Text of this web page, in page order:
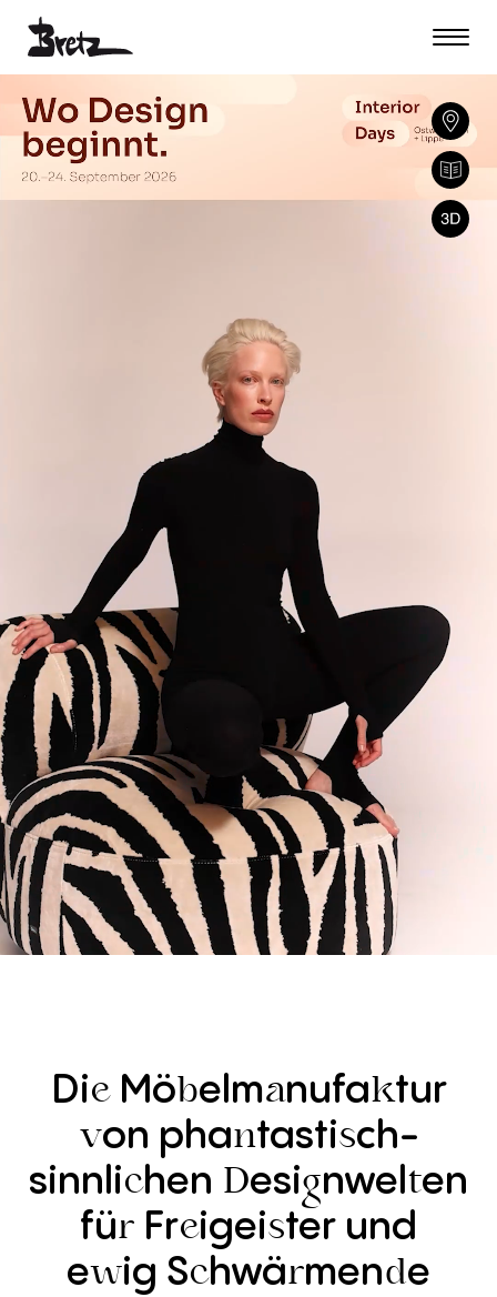
Die Möbelmanufaktur
von phantastisch-
sinnlichen Designwelten
für Freigeister und
ewig Schwärmende